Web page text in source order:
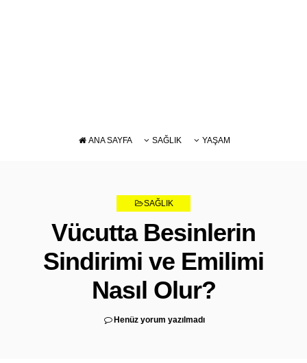
ANA SAYFA SAĞLIK YAŞAM
ZAYIFLAMA
SAĞLIK
Vücutta Besinlerin
Sindirimi ve Emilimi
Nasıl Olur?
Henüz yorum yazılmadı